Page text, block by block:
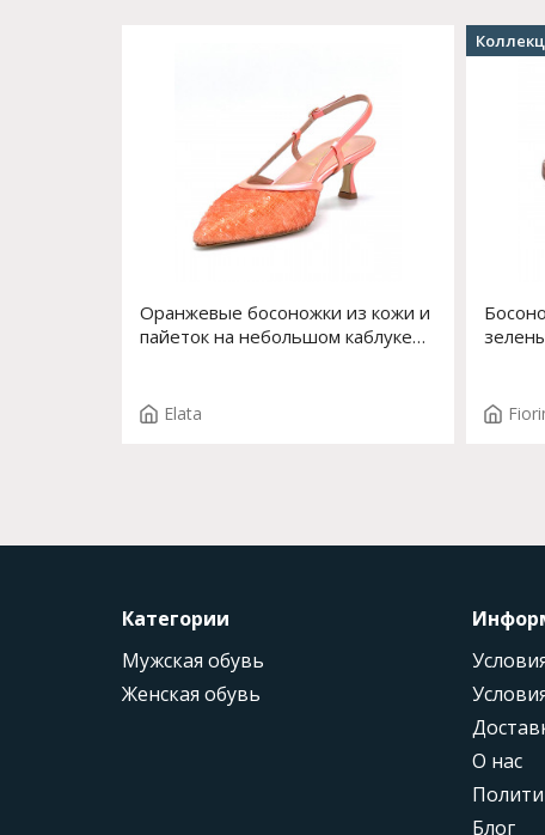
Оранжевые босоножки из кожи и
пайеток на небольшом каблуке
Elata
Категории
Мужская обувь
Женская обувь
О нас
Блог